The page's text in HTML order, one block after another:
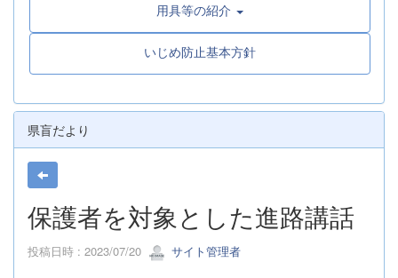
用具等の紹介
いじめ防止基本方針
県盲だより
保護者を対象とした進路講話
投稿日時 : 2023/07/20 サイト管理者